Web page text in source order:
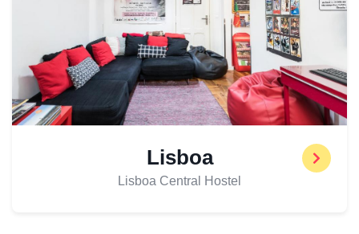
Lisboa
Lisboa Central Hostel